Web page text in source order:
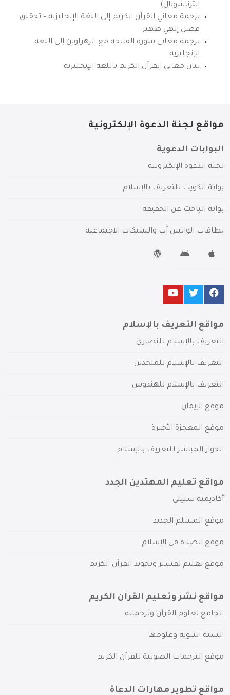
انترناشونال)
ترجمة معاني القرآن الكريم إلى اللغة الإنجليزية – تحقيق
فضل إلهي ظهير
ترجمة معاني سورة الفاتحة مع الزهراوين إلى اللغة
الإنجليزية
بيان معاني القرآن الكريم باللغة الإنجليزية
مواقع لجنة الدعوة الإلكترونية
البوابات الدعوية
لجنة الدعوة الإلكترونية
بوابة الكويت للتعريف بالإسلام
بوابة الباحث عن الحقيقة
بطاقات الواتس آب والشبكات الاجتماعية
مواقع التعريف بالإسلام
التعريف بالإسلام للنصارى
التعريف بالإسلام للملحدين
التعريف بالإسلام للهندوس
موقع الإيمان
موقع المعجزة الأخيرة
الحوار المباشر للتعريف بالإسلام
مواقع تعليم المهتدين الجدد
أكاديمية سبيلي
موقع المسلم الجديد
موقع الصلاة في الإسلام
موقع تعليم تفسير وتجويد القرآن الكريم
مواقع نشر وتعليم القرآن الكريم
الجامع لعلوم القرآن وترجماته
السنة النبوية وعلومها
موقع الترجمات الصوتية للقرآن الكريم
مواقع تطوير مهارات الدعاة